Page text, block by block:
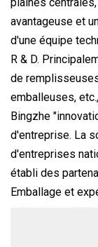
avantageuse et
d'une équipe
R & D.
de
emballeuses,
Bingzhe
d'entreprise. La
d'entreprises
établi des
Emballage et